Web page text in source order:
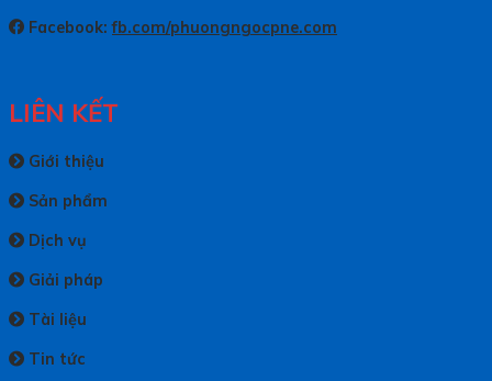
Facebook:fb.com/phuongngocpne.com
LIÊN KẾT
Giới thiệu
Sản phẩm
Dịch vụ
Giải pháp
Tài liệu
Tin tức